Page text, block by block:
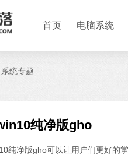
首页 电脑系统
系统专题
纯净版gho
纯净版gho可以让用户们更好的